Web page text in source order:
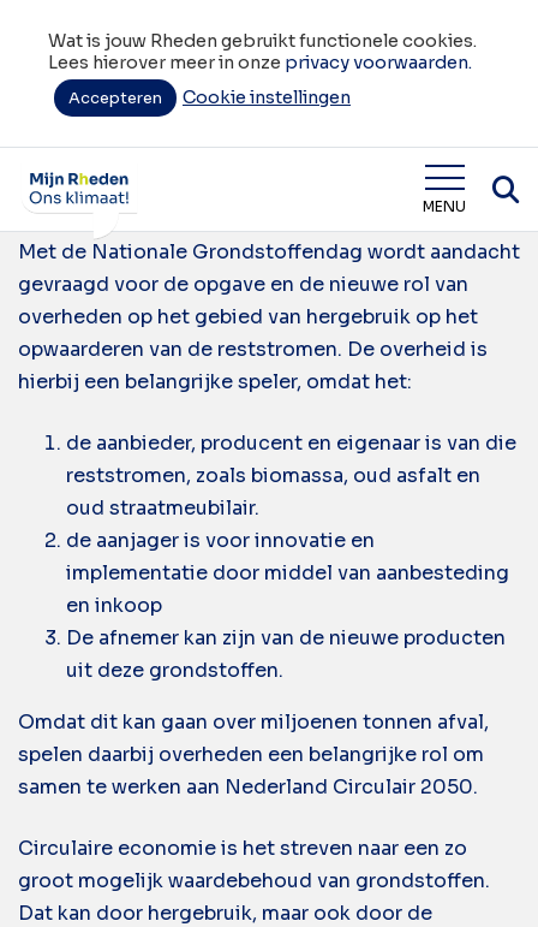
Wat is jouw Rheden gebruikt functionele cookies.
Lees hierover meer in onze privacy voorwaarden.
Accepteren Cookie instellingen
Wat is jouw Rheden MENU
Tag:samenwerking
Nationale Grondstoffendag
Met de Nationale Grondstoffendag wordt aandacht
gevraagd voor de opgave en de nieuwe rol van
overheden op het gebied van hergebruik op het
opwaarderen van de reststromen. De overheid is
hierbij een belangrijke speler, omdat het:
de aanbieder, producent en eigenaar is van die
reststromen, zoals biomassa, oud asfalt en
oud straatmeubilair.
de aanjager is voor innovatie en
implementatie door middel van aanbesteding
en inkoop
De afnemer kan zijn van de nieuwe producten
uit deze grondstoffen.
Omdat dit kan gaan over miljoenen tonnen afval,
spelen daarbij overheden een belangrijke rol om
samen te werken aan Nederland Circulair 2050.
Circulaire economie is het streven naar een zo
groot mogelijk waardebehoud van grondstoffen.
Dat kan door hergebruik, maar ook door de